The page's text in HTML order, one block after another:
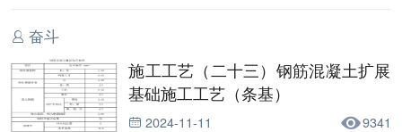
奋斗
施工工艺（二十三）钢筋混凝土扩展
基础施工工艺（条基）
2024-11-11 9341